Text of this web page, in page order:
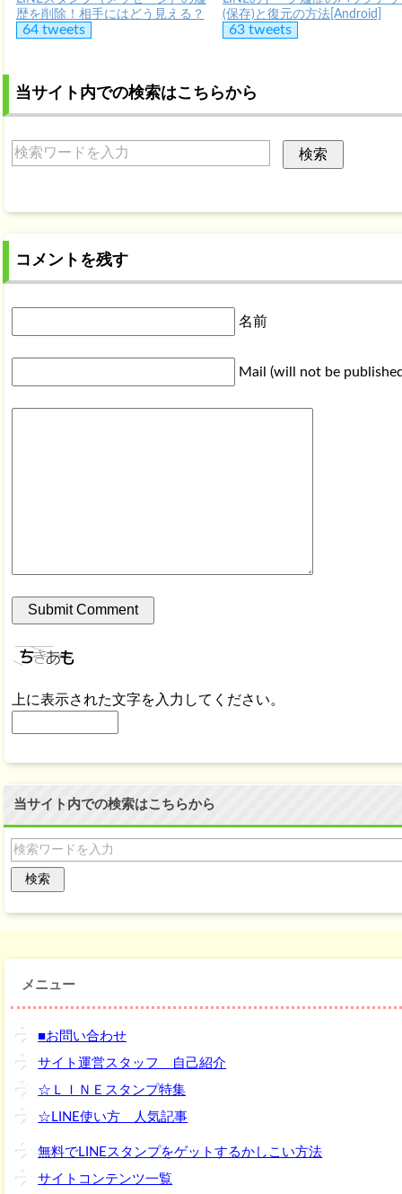
歴を削除！相手にはどう見える？
64 tweets
(保存)と復元の方法[Android]
63 tweets
当サイト内での検索はこちらから
コメントを残す
名前
Mail (will not be
上に表示された文字を入力してください。
当サイト内での検索はこちらから
メニュー
■お問い合わせ
サイト運営スタッフ 自己紹介
☆ＬＩＮＥスタンプ特集
☆LINE使い方 人気記事
無料でLINEスタンプをゲットするかしこい方法
サイトコンテンツ一覧